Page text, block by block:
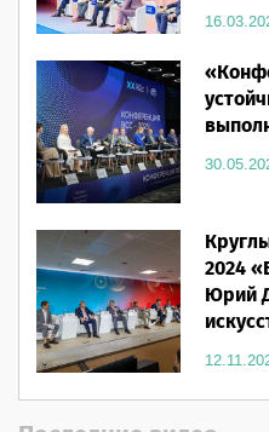
2024
Юрий